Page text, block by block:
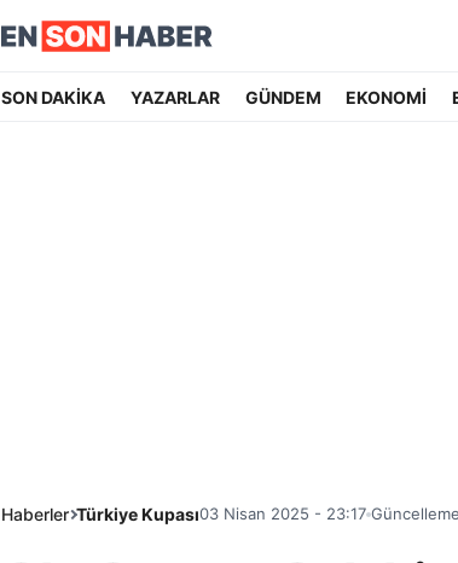
SON DAKİKA YAZARLAR GÜNDEM EKONOMİ
Haberler Türkiye Kupası03 Nisan 2025 - 23:17